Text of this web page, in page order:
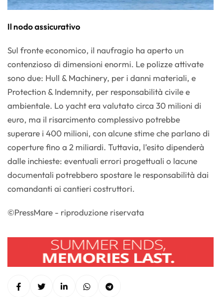
Il nodo assicurativo
Sul fronte economico, il naufragio ha aperto un
contenzioso di dimensioni enormi. Le polizze attivate
sono due: Hull & Machinery, per i danni materiali, e
Protection & Indemnity, per responsabilità civile e
ambientale. Lo yacht era valutato circa 30 milioni di
euro, ma il risarcimento complessivo potrebbe
superare i 400 milioni, con alcune stime che parlano di
coperture fino a 2 miliardi. Tuttavia, l’esito dipenderà
dalle inchieste: eventuali errori progettuali o lacune
documentali potrebbero spostare le responsabilità dai
comandanti ai cantieri costruttori.
©PressMare - riproduzione riservata